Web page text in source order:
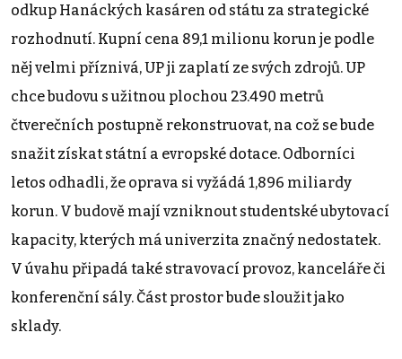
odkup Hanáckých kasáren od státu za strategické
rozhodnutí. Kupní cena 89,1 milionu korun je podle
něj velmi příznivá, UP ji zaplatí ze svých zdrojů. UP
chce budovu s užitnou plochou 23.490 metrů
čtverečních postupně rekonstruovat, na což se bude
snažit získat státní a evropské dotace. Odborníci
letos odhadli, že oprava si vyžádá 1,896 miliardy
korun. V budově mají vzniknout studentské ubytovací
kapacity, kterých má univerzita značný nedostatek.
V úvahu připadá také stravovací provoz, kanceláře či
konferenční sály. Část prostor bude sloužit jako
sklady.